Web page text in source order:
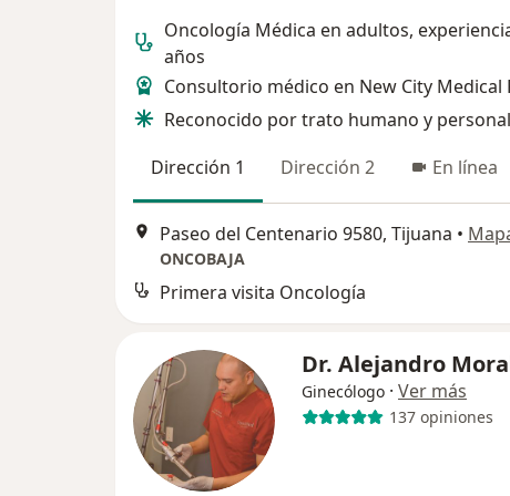
Oncología Médica en adultos,
años
Consultorio médico en New City Medical
Reconocido por trato humano y
Dirección 1
Dirección 2 En línea
Paseo del Centenario 9580, Tijuana •
ONCOBAJA
Primera visita Oncología
Dr. Alejandro
Ginecólogo · Ver más
137 opiniones